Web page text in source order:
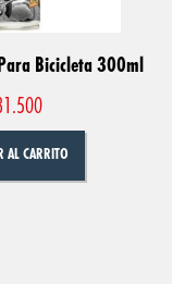
Bicicleta 300ml
AL CARRITO